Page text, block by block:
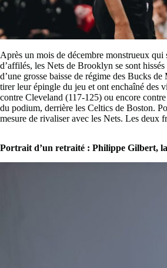
Après un mois de décembre monstrueux
d’affilés, les Nets de Brooklyn se sont
d’une grosse baisse de régime des Bucks
tirer leur épingle du jeu et ont enchaîné des
contre Cleveland (117-125) ou encore
du podium, derrière les Celtics de Boston.
mesure de rivaliser avec les Nets. Les deux
Portrait d’un retraité : Philippe Gilbert, la